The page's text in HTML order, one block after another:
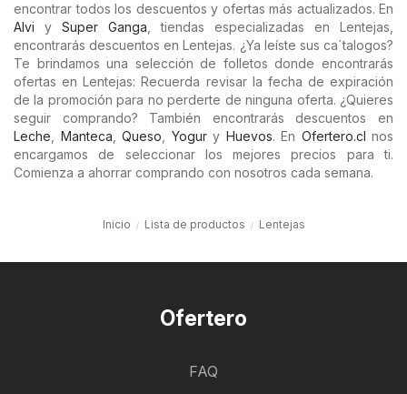
encontrar todos los descuentos y ofertas más actualizados. En
Alvi y Super Ganga , tiendas especializadas en Lentejas,
encontrarás descuentos en Lentejas. ¿Ya leíste sus ca´talogos?
Te brindamos una selección de folletos donde encontrarás
ofertas en Lentejas: Recuerda revisar la fecha de expiración
de la promoción para no perderte de ninguna oferta. ¿Quieres
seguir comprando? También encontrarás descuentos en
Leche
Manteca Queso Yogury Huevos. En Ofertero.cl nos
encargamos de seleccionar los mejores precios para ti.
Comienza a ahorrar comprando con nosotros cada semana.
Inicio Lista de productos Lentejas
Ofertero
FAQ